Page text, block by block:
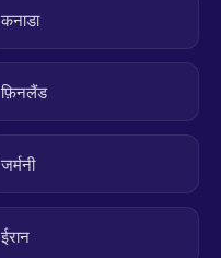
कनाडा
फ़िनलैंड
जर्मनी
ईरान